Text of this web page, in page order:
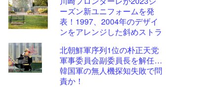
ーズン新ユニフォームを発
表！1997、2004年のデザイ
ンをアレンジした斜めストラ
北朝鮮軍序列1位の朴正天党
軍事委員会副委員長を解任…
韓国軍の無人機探知失敗で問
責か！